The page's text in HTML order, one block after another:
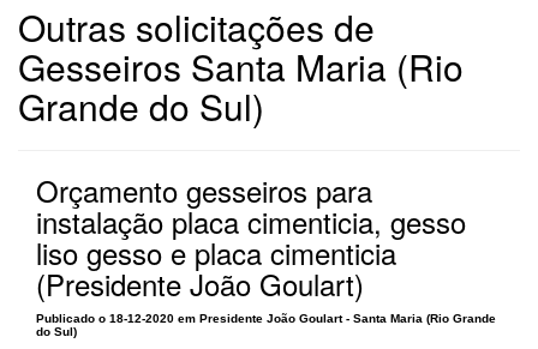
Outras solicitações de
Gesseiros Santa Maria (Rio
Grande do Sul)
Orçamento gesseiros para
instalação placa cimenticia, gesso
liso gesso e placa cimenticia
(Presidente João Goulart)
Publicado o 18-12-2020 em Presidente João Goulart - Santa Maria (Rio Grande
do Sul)